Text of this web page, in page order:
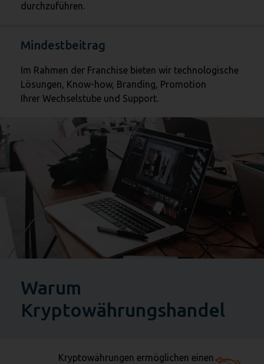
durchzuführen.
Mindestbeitrag
Im Rahmen der Franchise bieten wir technologische
Lösungen, Know-how, Branding, Promotion
Ihrer Wechselstube und Support.
Warum
Kryptowährungshandel
Kryptowährungen ermöglichen einen